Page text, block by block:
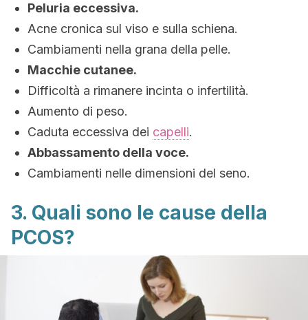
Peluria eccessiva.
Acne cronica sul viso e sulla schiena.
Cambiamenti nella grana della pelle.
Macchie cutanee.
Difficoltà a rimanere incinta o infertilità.
Aumento di peso.
Caduta eccessiva dei capelli.
Abbassamento della voce.
Cambiamenti nelle dimensioni del seno.
3. Quali sono le cause della
PCOS?